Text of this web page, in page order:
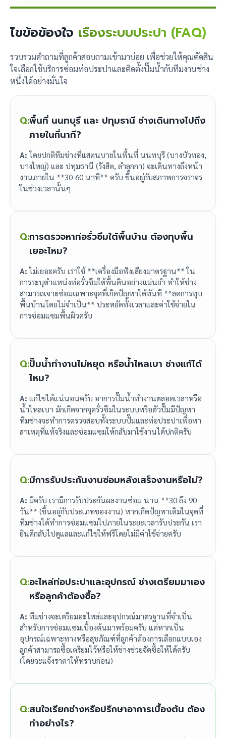
ไขข้อข้องใจ เรื่องระบบประปา (FAQ)
รวบรวมคำถามที่ลูกค้าสอบถามเข้ามาบ่อย เพื่อช่วยให้คุณตัดสิน
ใจเลือกใช้บริการซ่อมท่อประปาและติดตั้งปั๊มน้ำกับทีมงานช่าง
หนึ่งได้อย่างมั่นใจ
Q:พื้นที่ นนทบุรี และ ปทุมธานี ช่างเดินทางไปถึง
ภายในกี่นาที?
A: โดยปกติทีมช่างที่แสตนบายในพื้นที่ นนทบุรี (บางบัวทอง,
บางใหญ่) และ ปทุมธานี (รังสิต, ลำลูกกา) จะเดินทางถึงหน้า
งานภายใน **30-60 นาที** ครับ ขึ้นอยู่กับสภาพการจราจร
ในช่วงเวลานั้นๆ
Q:การตรวจหาท่อรั่วซึมใต้พื้นบ้าน ต้องทุบพื้น
เยอะไหม?
A: ไม่เยอะครับ เราใช้ **เครื่องมือฟังเสียงมาตรฐาน** ใน
การระบุตำแหน่งท่อรั่วซึมใต้พื้นดินอย่างแม่นยำ ทำให้ช่าง
สามารถเจาะซ่อมเฉพาะจุดที่เกิดปัญหาได้ทันที **ลดการทุบ
พื้นบ้านโดยไม่จำเป็น** ประหยัดทั้งเวลาและค่าใช้จ่ายใน
การซ่อมแซมพื้นผิวครับ
Q:ปั๊มน้ำทำงานไม่หยุด หรือน้ำไหลเบา ช่างแก้ได้
ไหม?
A: แก้ไขได้แน่นอนครับ อาการปั๊มน้ำทำงานตลอดเวลาหรือ
น้ำไหลเบา มักเกิดจากจุดรั่วซึมในระบบหรือตัวปั๊มมีปัญหา
ทีมช่างจะทำการตรวจสอบทั้งระบบปั๊มและท่อประปาเพื่อหา
สาเหตุที่แท้จริงและซ่อมแซมให้กลับมาใช้งานได้ปกติครับ
Q:มีการรับประกันงานซ่อมหลังเสร็จงานหรือไม่?
A: มีครับ เรามีการรับประกันผลงานซ่อม นาน **30 ถึง 90
วัน** (ขึ้นอยู่กับประเภทของงาน) หากเกิดปัญหาเดิมในจุดที่
ทีมช่างได้ทำการซ่อมแซมไปภายในระยะเวลารับประกัน เรา
ยินดีกลับไปดูแลและแก้ไขให้ฟรีโดยไม่มีค่าใช้จ่ายครับ
Q:อะไหล่ท่อประปาและอุปกรณ์ ช่างเตรียมมาเอง
หรือลูกค้าต้องซื้อ?
A: ทีมช่างจะเตรียมอะไหล่และอุปกรณ์มาตรฐานที่จำเป็น
สำหรับการซ่อมแซมเบื้องต้นมาพร้อมครับ แต่หากเป็น
อุปกรณ์เฉพาะทางหรือสุขภัณฑ์ที่ลูกค้าต้องการเลือกแบบเอง
ลูกค้าสามารถซื้อเตรียมไว้หรือให้ช่างช่วยจัดซื้อให้ได้ครับ
(โดยจะแจ้งราคาให้ทราบก่อน)
Q:สนใจเรียกช่างหรือปรึกษาอาการเบื้องต้น ต้อง
ทำอย่างไร?